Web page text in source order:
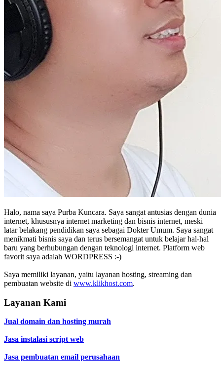
Halo, nama saya Purba Kuncara. Saya sangat antusias dengan dunia
internet, khususnya internet marketing dan bisnis internet, meski
latar belakang pendidikan saya sebagai Dokter Umum. Saya sangat
menikmati bisnis saya dan terus bersemangat untuk belajar hal-hal
baru yang berhubungan dengan teknologi internet. Platform web
favorit saya adalah WORDPRESS :-)
Saya memiliki layanan, yaitu layanan hosting, streaming dan
pembuatan website di www.klikhost.com.
Layanan Kami
Jual domain dan hosting murah
Jasa instalasi script web
Jasa pembuatan email perusahaan